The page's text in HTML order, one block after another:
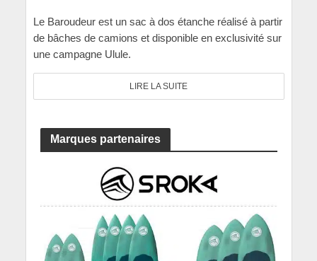
Le Baroudeur est un sac à dos étanche réalisé à partir
de bâches de camions et disponible en exclusivité sur
une campagne Ulule.
LIRE LA SUITE
Marques partenaires